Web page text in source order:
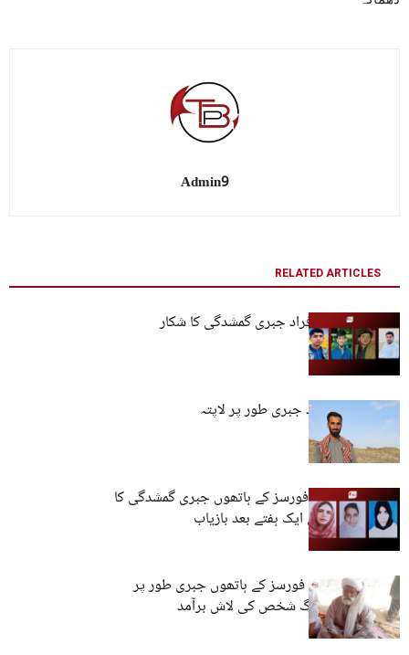
Admin9
RELATED ARTICLES
بلوچستان: چار افراد جبری گمشدگی کا شکار
کراچی: تین افراد جبری طور پر لاپتہ
کوئٹہ: پاکستانی فورسز کے ہاتھوں جبری گمشدگی کا
شکار تین خواتین ایک ہفتے بعد بازیاب
لسبیلہ: پاکستانی فورسز کے ہاتھوں جبری طور پر
لاپتا کیے گئے بزرگ شخص کی لاش برآمد